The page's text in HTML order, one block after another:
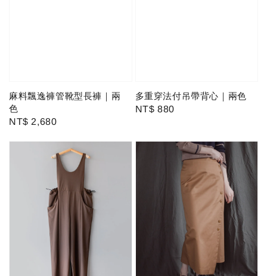
麻料飄逸褲管靴型長褲｜兩
色
Regular
NT$ 2,680
多重穿法付吊帶背心｜兩色
Regular
NT$ 880